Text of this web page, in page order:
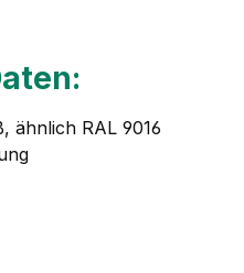
ähnlich RAL 9016